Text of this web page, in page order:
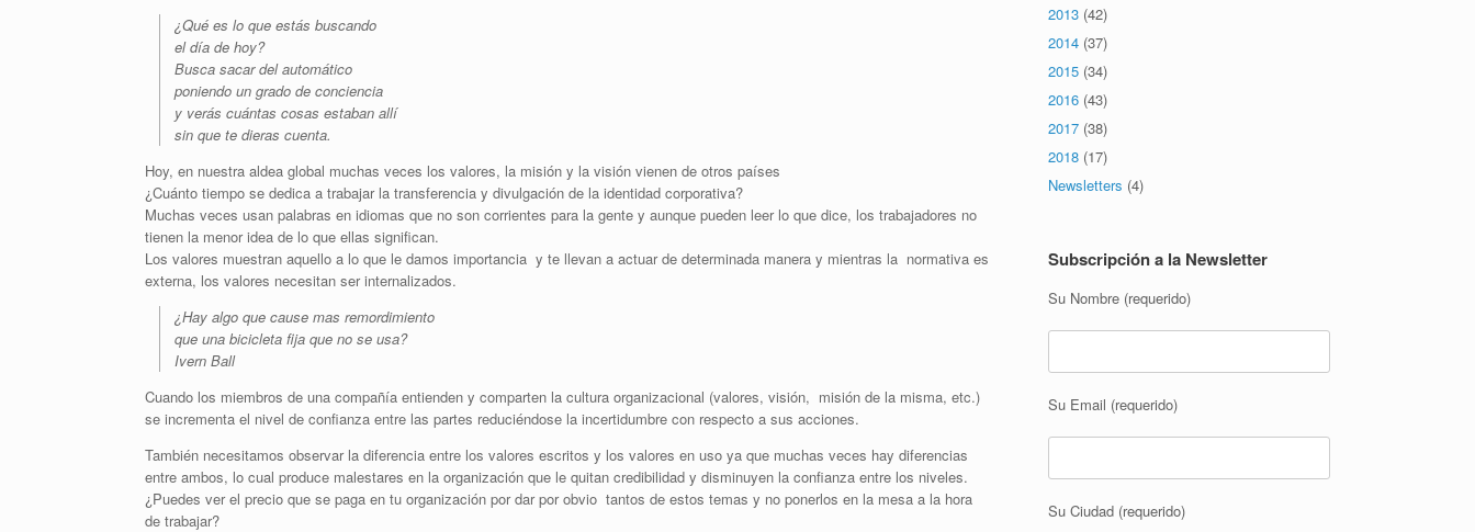
¿Qué es lo que estás buscando
el día de hoy?
Busca sacar del automático
poniendo un grado de conciencia
y verás cuántas cosas estaban allí
sin que te dieras cuenta.
Hoy, en nuestra aldea global muchas veces los valores, la misión y la visión vienen de otros países
¿Cuánto tiempo se dedica a trabajar la transferencia y divulgación de la identidad corporativa?
Muchas veces usan palabras en idiomas que no son corrientes para la gente y aunque pueden leer lo que dice, los trabajadores no
tienen la menor idea de lo que ellas significan.
Los valores muestran aquello a lo que le damos importancia y te llevan a actuar de determinada manera y mientras la normativa es
externa, los valores necesitan ser internalizados.
¿Hay algo que cause mas remordimiento
que una bicicleta fija que no se usa?
Ivern Ball
Cuando los miembros de una compañía entienden y comparten la cultura organizacional (valores, visión, misión de la misma, etc.)
se incrementa el nivel de confianza entre las partes reduciéndose la incertidumbre con respecto a sus acciones.
También necesitamos observar la diferencia entre los valores escritos y los valores en uso ya que muchas veces hay diferencias
entre ambos, lo cual produce malestares en la organización que le quitan credibilidad y disminuyen la confianza entre los niveles.
¿Puedes ver el precio que se paga en tu organización por dar por obvio tantos de estos temas y no ponerlos en la mesa a la hora
de trabajar?
2013 (42)
2014 (37)
2015 (34)
2016 (43)
2017 (38)
2018 (17)
Newsletters (4)
Subscripción a la Newsletter
Su Nombre (requerido)
Su Email (requerido)
Su Ciudad (requerido)